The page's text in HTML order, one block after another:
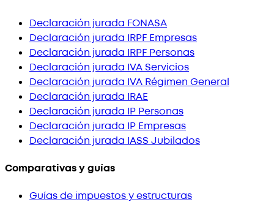
Declaración jurada FONASA
Declaración jurada IRPF Empresas
Declaración jurada IRPF Personas
Declaración jurada IVA Servicios
Declaración jurada IVA Régimen General
Declaración jurada IRAE
Declaración jurada IP Personas
Declaración jurada IP Empresas
Declaración jurada IASS Jubilados
Comparativas y guías
Guías de impuestos y estructuras